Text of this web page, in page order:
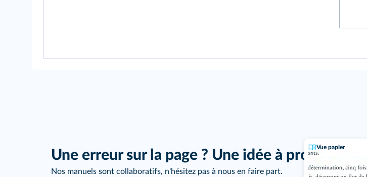
Vue papier
Une erreur sur la page ? Une idée à proposer ?
Nos manuels sont collaboratifs, n'hésitez pas à nous en faire part.